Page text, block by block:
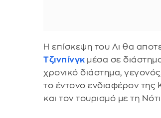
Η επίσκεψη του Λι θα
Τζινπίνγκ μέσα σε
χρονικό διάστημα,
το έντονο ενδιαφέρον της
και τον τουρισμό με τη